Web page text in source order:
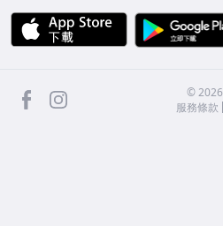
APP Store
facebook ©2026
服務條款